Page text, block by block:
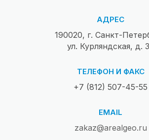
АДРЕС
190020, г. Санкт-
ул. Курляндская, д.
ТЕЛЕФОН И ФАКС
+7 (812) 507-45-55
EMAIL
zakaz@arealgeo.ru